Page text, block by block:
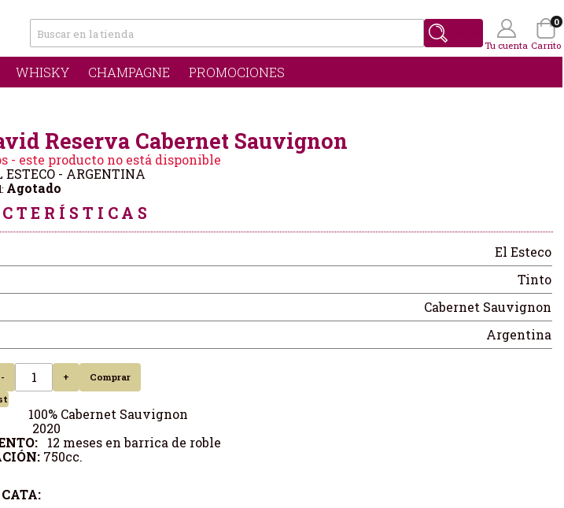
WHISKY CHAMPAGNE PROMOCIONES
Tu cuenta Carrito
0
Reserva Cabernet Sauvignon
- este producto no está disponible
ESTECO - ARGENTINA
Agotado
El Esteco
Tinto
Cabernet Sauvignon
Argentina
- +
Comprar
Cabernet Sauvignon
2020
12 meses en barrica de roble
750cc.